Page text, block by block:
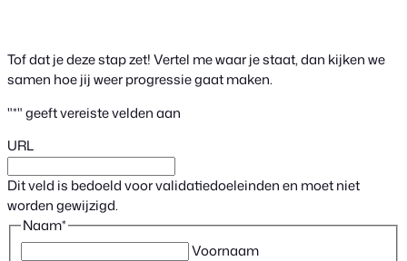
de
inhoud
Tof dat je deze stap zet! Vertel me waar je staat, dan kijken we
samen hoe jij weer progressie gaat maken.
"*" geeft vereiste velden aan
URL
Dit veld is bedoeld voor validatiedoeleinden en moet niet
worden gewijzigd.
Naam*
Voornaam